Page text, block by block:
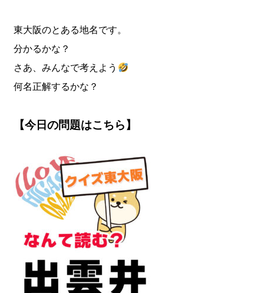
東大阪のとある地名です。
分かるかな？
さあ、みんなで考えよう
何名正解するかな？
【今日の問題はこちら】